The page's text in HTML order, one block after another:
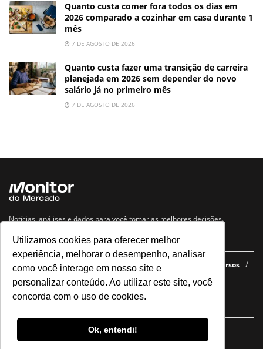
Utilizamos cookies para oferecer melhor
experiência, melhorar o desempenho, analisar
como você interage em nosso site e
personalizar conteúdo. Ao utilizar este site, você
concorda com o uso de cookies.
Ok, entendi!
Quanto custa comer fora todos os dias em
2026 comparado a cozinhar em casa durante 1
mês
7 DE AGOSTO DE 2026
Quanto custa fazer uma transição de carreira
planejada em 2026 sem depender do novo
salário já no primeiro mês
7 DE AGOSTO DE 2026
Notícias, análises e dados para você tomar as melhores decisões.
Navegue no site
Últimas notícias Quem somos E-books gratuitos
Cursos
Política de privacidade